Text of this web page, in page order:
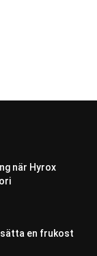
när Hyrox
en frukost